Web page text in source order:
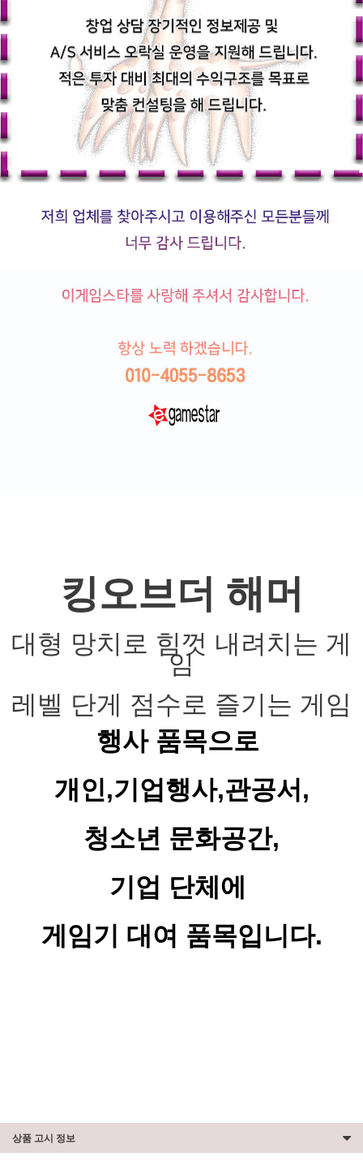
킹오브더 해머
대형 망치로 힘껏 내려치는 게
임
레벨 단게 점수로 즐기는 게임
행사 품목으로
개인,기업행사,관공서,
청소년 문화공간,
기업 단체에
게임기 대여 품목입니다.
상품 고시 정보